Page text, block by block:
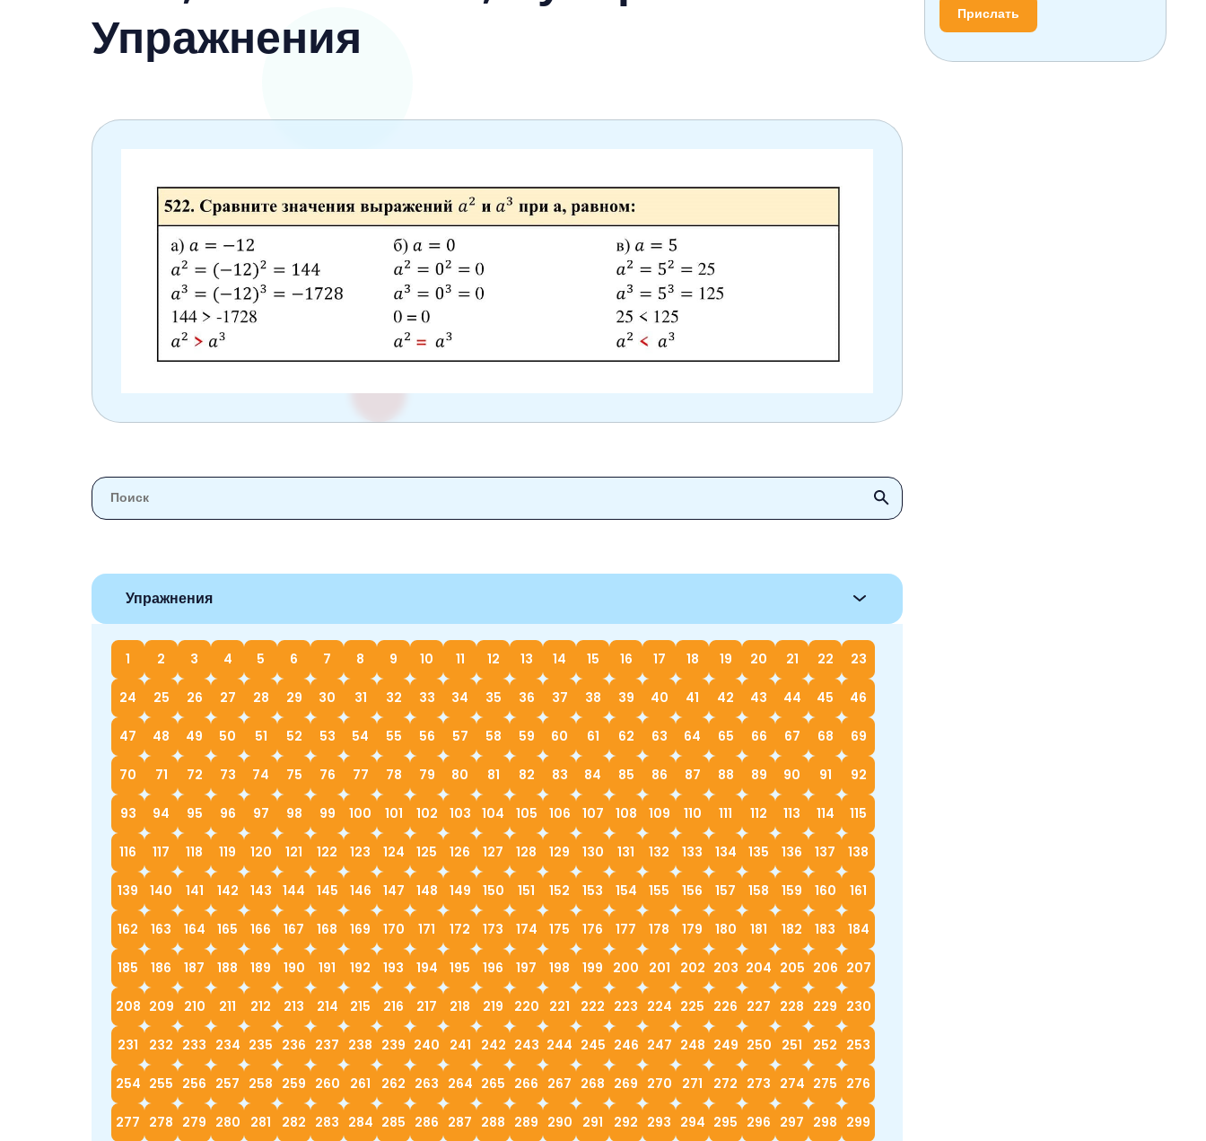
7 класс
9 класс
Упражнения
Упражнения
1 2 3 4 5 6 7 8 9 10 11 12 13 14 15 16 17 18 19 20 21 22 23
24 25 26 27 28 29 30 31 32 33 34 35 36 37 38 39 40 41 42 43 44 45 46
47 48 49 50 51 52 53 54 55 56 57 58 59 60 61 62 63 64 65 66 67 68 69
70 71 72 73 74 75 76 77 78 79 80 81 82 83 84 85 86 87 88 89 90 91 92
93 94 95 96 97 98 99 100 101 102 103 104 105 106 107 108 109 110 111 112 113 114 115
116 117 118 119 120 121 122 123 124 125 126 127 128 129 130 131 132 133 134 135 136 137 138
139 140 141 142 143 144 145 146 147 148 149 150 151 152 153 154 155 156 157 158 159 160 161
162 163 164 165 166 167 168 169 170 171 172 173 174 175 176 177 178 179 180 181 182 183 184
185 186 187 188 189 190 191 192 193 194 195 196 197 198 199 200 201 202 203 204 205 206 207
208 209 210 211 212 213 214 215 216 217 218 219 220 221 222 223 224 225 226 227 228 229 230
231 232 233 234 235 236 237 238 239 240 241 242 243 244 245 246 247 248 249 250 251 252 253
254 255 256 257 258 259 260 261 262 263 264 265 266 267 268 269 270 271 272 273 274 275 276
277 278 279 280 281 282 283 284 285 286 287 288 289 290 291 292 293 294 295 296 297 298 299
Прислать